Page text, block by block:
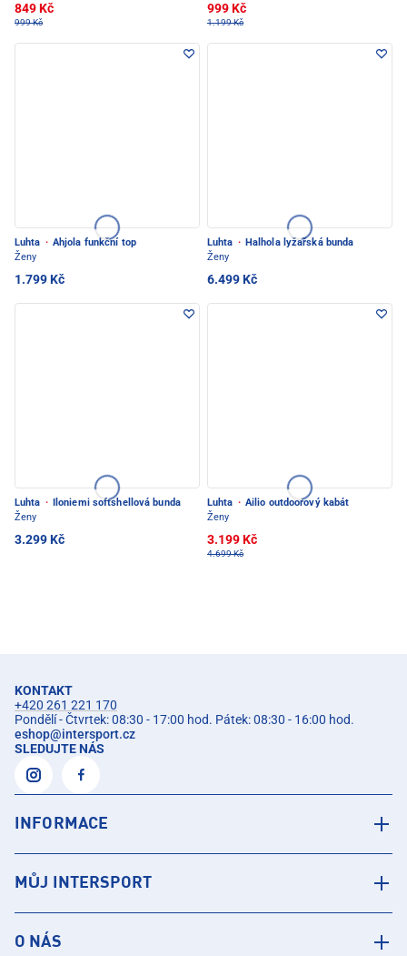
849 Kč
999 Kč
999 Kč
1.199 Kč
Luhta · Ahjola funkční top
Ženy
1.799 Kč
Luhta · Halhola lyžařská bunda
Ženy
6.499 Kč
Luhta ·
Iloniemi softshellová bunda
Ženy
3.299 Kč
Luhta · Ailio outdoorový kabát
Ženy
3.199 Kč
4.699 Kč
KONTAKT
+420 261 221 170
Pondělí - Čtvrtek: 08:30 - 17:00 hod. Pátek: 08:30 - 16:00 hod.
eshop@intersport.cz
SLEDUJTE NÁS
INFORMACE
MŮJ INTERSPORT
O NÁS